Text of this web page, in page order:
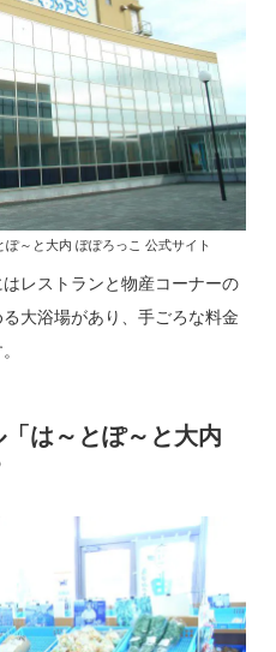
～と大内 ぽぽろっこ 公式サイト
はレストランと物産コーナーの
大浴場があり、手ごろな料金
は～とぽ～と大内